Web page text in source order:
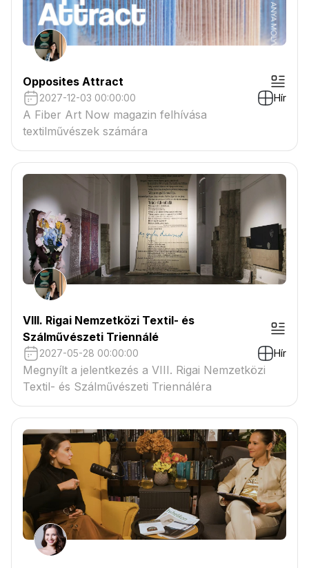
Opposites Attract
2027-12-03 00:00:00 Hír
A Fiber Art Now magazin felhívása
textilművészek számára
VIII. Rigai Nemzetközi Textil- és
Szálművészeti Triennálé
2027-05-28 00:00:00 Hír
Megnyílt a jelentkezés a VIII. Rigai Nemzetközi
Textil- és Szálművészeti Triennáléra